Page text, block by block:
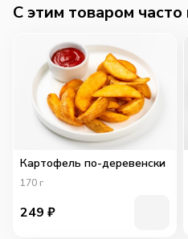
C этим товаром
Картофель по-деревенски
170 г
249 ₽